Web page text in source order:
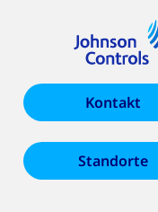
Kontakt
Standorte